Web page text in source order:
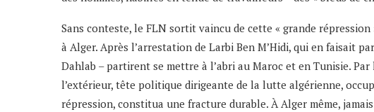
Sans conteste, le FLN sortit vaincu de cette « grande
à Alger. Après l’arrestation de Larbi Ben M’Hidi, qui en faisait
Dahlab – partirent se mettre à l’abri au Maroc et en Tunisie.
l’extérieur, tête politique dirigeante de la lutte algérienne,
répression, constitua une fracture durable. À Alger même,